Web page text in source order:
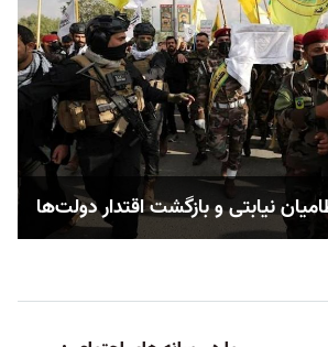
نیابتی و بازگشت اقتدار دولت‌ها